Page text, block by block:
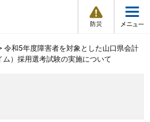
情
報
メ
ュ
令和5年度障害者を対象とした山口県会計
）採用選考試験の実施について